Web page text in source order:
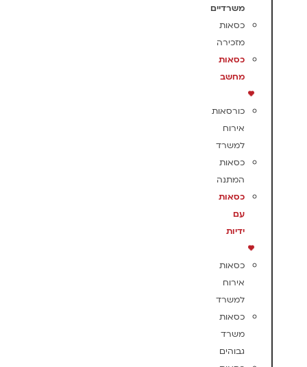
משרדיים
כסאות
מזכירה
כסאות
מחשב
כורסאות
אירוח
למשרד
כסאות
המתנה
כסאות
עם
ידיות
כסאות
אירוח
למשרד
כסאות
משרד
גבוהים